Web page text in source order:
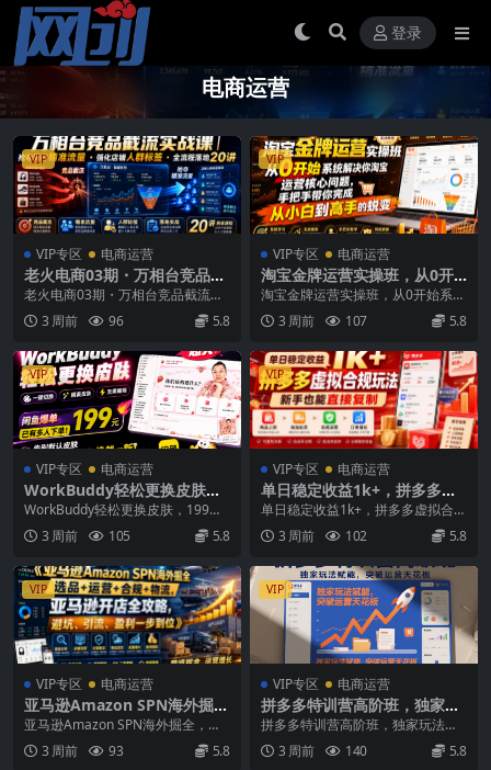
登录
电商运营
VIP
VIP专区 电商运营
老火电商03期・万相台竞品截
流实战课｜抢夺同行精准流
量・强化店铺人群标签・全流
程落地20讲
老火电商03期・万相台竞品截流实
战课｜抢夺同行精准流量・强化店
铺人群标签・全流程...
3 周前 96 5.8
VIP
VIP专区 电商运营
淘宝金牌运营实操班，从0开
始系统解决你淘宝运营核心问
题，手把手带你完成从小白到
高手的蜕变(2026年7月)
淘宝金牌运营实操班，从0开始系统
解决你淘宝运营核心问题，手把手
带你完成从小白到高...
3 周前 107 5.8
VIP
VIP专区 电商运营
WorkBuddy轻松更换皮肤，1
99元闲鱼上已经不少人下了
单！情绪价值拉满，WorkBu
ddy Theme Manager
WorkBuddy轻松更换皮肤，199元
闲鱼上已经不少人下了单！情绪价
值拉满，W...
3 周前 105 5.8
VIP
VIP专区 电商运营
单日稳定收益1k+，拼多多虚
拟合规玩法，新手也能直接复
制【揭秘】
单日稳定收益1k+，拼多多虚拟合规
玩法，新手也能直接复制【揭秘】
项目介绍： 如...
3 周前 102 5.8
VIP
VIP专区 电商运营
亚马逊Amazon SPN海外掘
全，选品+运营+合规+物流，
亚马逊开店全攻略，避坑、引
流、盈利一步到位
亚马逊Amazon SPN海外掘全，选
品+运营+合规+物流，亚马逊开店
全攻略，避...
3 周前 93 5.8
VIP
VIP专区 电商运营
拼多多特训营高阶班，独家玩
法赋能，突破运营天花板(更新
26年7月18日)
拼多多特训营高阶班，独家玩法赋
能，突破运营天花板（更新26年7
月18日） 随心所...
3 周前 140 5.8